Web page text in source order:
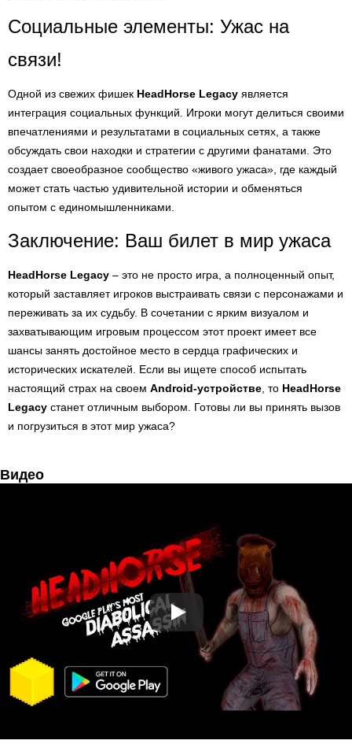
Социальные элементы: Ужас на
связи!
Одной из свежих фишек HeadHorse Legacy является
интеграция социальных функций. Игроки могут делиться своими
впечатлениями и результатами в социальных сетях, а также
обсуждать свои находки и стратегии с другими фанатами. Это
создает своеобразное сообщество «живого ужаса», где каждый
может стать частью удивительной истории и обменяться
опытом с единомышленниками.
Заключение: Ваш билет в мир ужаса
HeadHorse Legacy – это не просто игра, а полноценный опыт,
который заставляет игроков выстраивать связи с персонажами и
переживать за их судьбу. В сочетании с ярким визуалом и
захватывающим игровым процессом этот проект имеет все
шансы занять достойное место в сердца графических и
исторических искателей. Если вы ищете способ испытать
настоящий страх на своем Android-устройстве , то HeadHorse
Legacy станет отличным выбором. Готовы ли вы принять вызов
и погрузиться в этот мир ужаса?
Видео